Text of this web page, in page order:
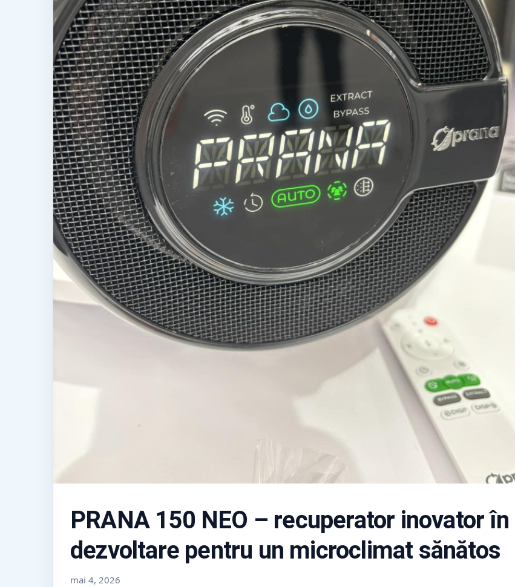
PRANA 150 NEO – recuperator inovator în
dezvoltare pentru un microclimat sănătos
mai 4, 2026